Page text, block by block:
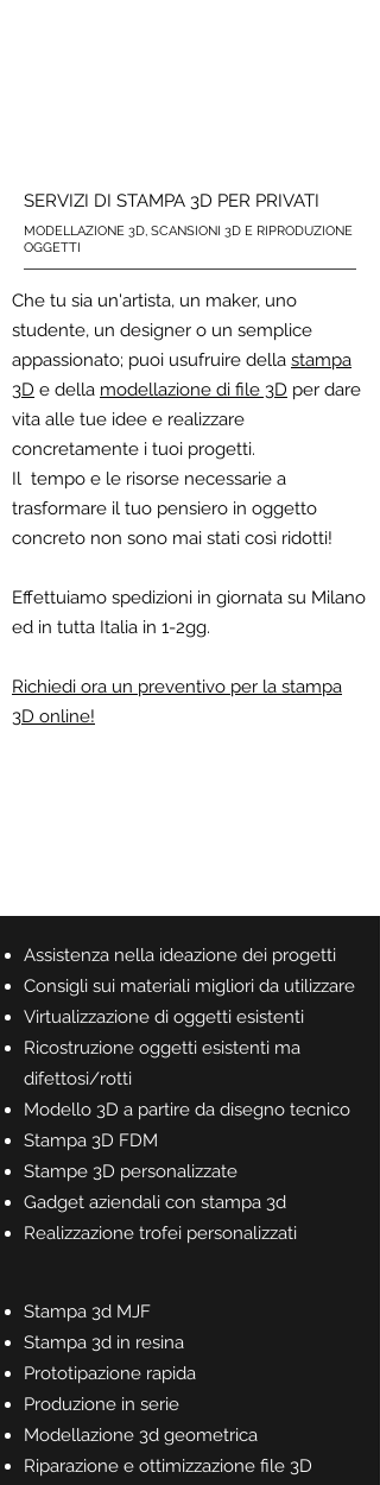
SERVIZI DI STAMPA 3D PER PRIVATI
MODELLAZIONE 3D, SCANSIONI 3D E RIPRODUZIONE
OGGETTI
Che tu sia un'artista, un maker, uno
studente, un designer o un semplice
appassionato; puoi usufruire della stampa
3D e della modellazione di file 3D per dare
vita alle tue idee e realizzare
concretamente i tuoi progetti.
Il tempo e le risorse necessarie a
trasformare il tuo pensiero in oggetto
concreto non sono mai stati così ridotti!
Effettuiamo spedizioni in giornata su Milano
ed in tutta Italia in 1-2gg.
Richiedi ora un preventivo per la stampa
3D online!
Assistenza nella ideazione dei progetti
Consigli sui materiali migliori da utilizzare
Virtualizzazione di oggetti esistenti
Ricostruzione oggetti esistenti ma
difettosi/rotti
Modello 3D a partire da disegno tecnico
Stampa 3D FDM
Stampe 3D personalizzate
Gadget aziendali con stampa 3d
Realizzazione trofei personalizzati
Stampa 3d MJF
Stampa 3d in resina
Prototipazione rapida
Produzione in serie
Modellazione 3d geometrica
Riparazione e ottimizzazione file 3D